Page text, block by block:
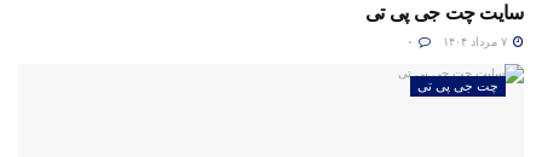
سایت چت جی پی تی
چت جی پی تی